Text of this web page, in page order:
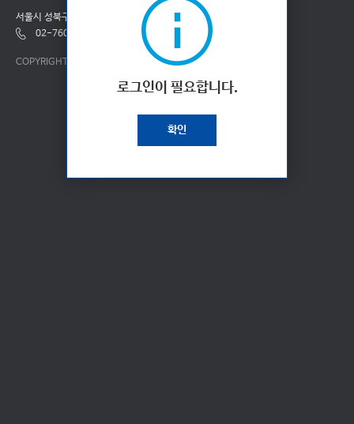
서울시 성북구 삼선교로 16길 116 학술정보관
02-760-4283
02-760-4286
COPYRIGHT ⓒ 2017 한성대학교. ALL RIGHTS RESERVED
로그인이 필요합니다.
확인